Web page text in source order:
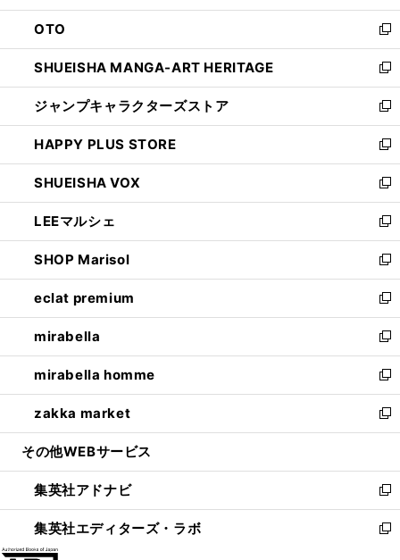
ウ
で
開
く
ン
ド
ウ
で
開
く
OTO
新
し
い
ウ
ィ
ン
ド
ウ
で
開
く
SHUEISHA MANGA-ART HERITAGE
新
し
い
ウ
ィ
ン
ド
ウ
で
開
く
ジャンプキャラクターズストア
新
し
い
ウ
ィ
ン
ド
ウ
で
開
く
HAPPY PLUS STORE
新
し
い
ウ
ィ
ン
ド
ウ
で
開
く
SHUEISHA VOX
新
し
い
ウ
ィ
ン
ド
ウ
で
開
く
LEEマルシェ
新
し
い
ウ
ィ
ン
ド
ウ
で
開
く
SHOP Marisol
新
し
い
ウ
ィ
ン
ド
ウ
で
開
eclat premium
新
し
い
ウ
ィ
ン
ド
ウ
開
く
mirabella
新
し
い
ウ
ィ
ン
ウ
で
開
く
mirabella homme
新
し
い
ウ
ン
ド
ウ
で
zakka market
新
し
ウ
ィ
ン
ド
その他WEBサービス
集英社アドナビ
新
し
い
集英社エディターズ・ラボ
新